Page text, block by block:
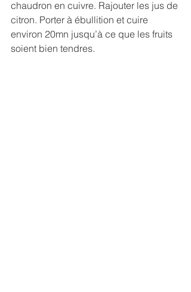
chaudron en cuivre. Rajouter les jus de
citron. Porter à ébullition et cuire
environ 20mn jusqu’à ce que les fruits
soient bien tendres.